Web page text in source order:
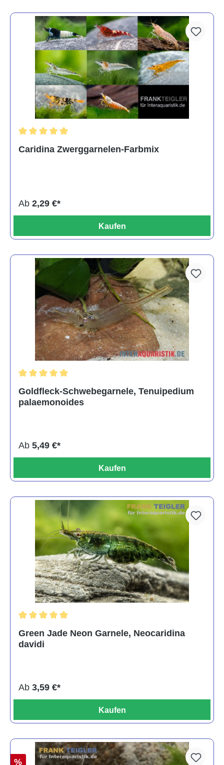
Caridina Zwerggarnelen-Farbmix
Ab 2,29 €*
Kaufen
Goldfleck-Schwebegarnele, Tenuipedium
palaemonoides
Ab 5,49 €*
Kaufen
Green Jade Neon Garnele, Neocaridina
davidi
Ab 3,59 €*
Kaufen
%